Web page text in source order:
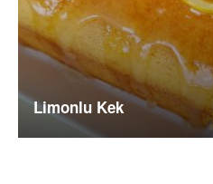
Limonlu Kek